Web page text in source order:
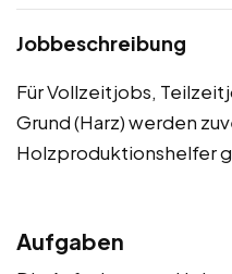
Jobbeschreibung
Für Vollzeitjobs,
Grund (Harz) werden
Holzproduktionshelfer
Aufgaben